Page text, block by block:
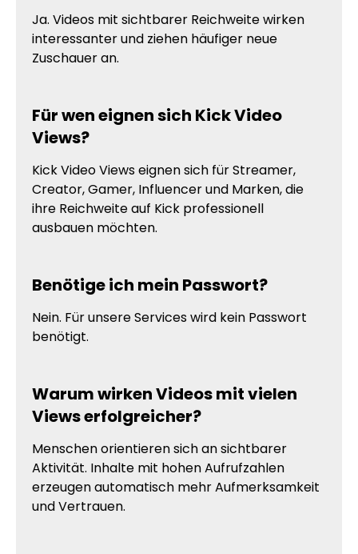
Ja. Videos mit sichtbarer Reichweite wirken
interessanter und ziehen häufiger neue
Zuschauer an.
Für wen eignen sich Kick Video
Views?
Kick Video Views eignen sich für Streamer,
Creator, Gamer, Influencer und Marken, die
ihre Reichweite auf Kick professionell
ausbauen möchten.
Benötige ich mein Passwort?
Nein. Für unsere Services wird kein Passwort
benötigt.
Warum wirken Videos mit vielen
Views erfolgreicher?
Menschen orientieren sich an sichtbarer
Aktivität. Inhalte mit hohen Aufrufzahlen
erzeugen automatisch mehr Aufmerksamkeit
und Vertrauen.